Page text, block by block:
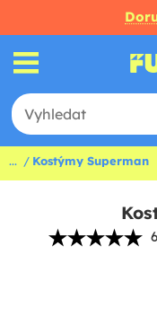
... Kostýmy Superman